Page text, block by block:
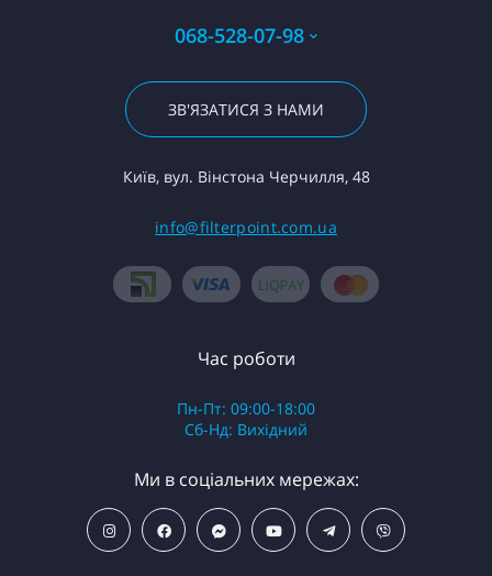
068-528-07-98
ЗВ'ЯЗАТИСЯ З НАМИ
Київ, вул. Вінстона Черчилля, 48
info@filterpoint.com.ua
Час роботи
Пн-Пт: 09:00-18:00
Сб-Нд: Вихідний
Ми в соціальних мережах: